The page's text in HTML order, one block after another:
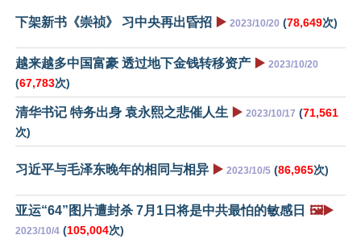
下架新书《崇祯》 习中央再出昏招 ▶️ 2023/10/20 (78,649次)
越来越多中国富豪 透过地下金钱转移资产 ▶️ 2023/10/20
(67,783次)
清华书记 特务出身 袁永熙之悲催人生 ▶️ 2023/10/17 (71,561
次)
习近平与毛泽东晚年的相同与相异 ▶️ 2023/10/5 (86,965次)
亚运“64”图片遭封杀 7月1日将是中共最怕的敏感日 🖼️▶️
2023/10/4 (105,004次)